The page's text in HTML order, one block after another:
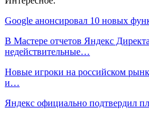
Google анонсировал 10 новых
В Мастере отчетов Яндекс
недействительные…
Новые игроки на российском
и…
Яндекс официально подтвердил